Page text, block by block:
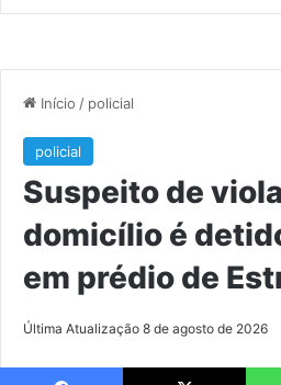
adolescentes